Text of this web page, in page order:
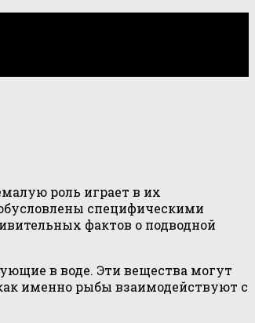
роль играет в их
специфическими
фактов о подводной
в воде. Эти вещества могут
именно рыбы взаимодействуют с